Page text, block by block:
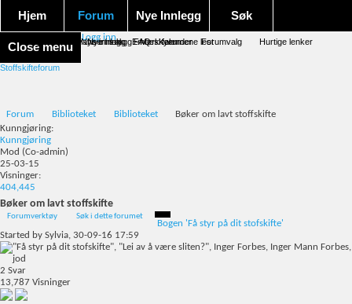
Hjem Forum
Nye innlegg FAQ Kalender Forumvalg Hurtige lenker
Nye Innlegg
Nye innlegg Merk forumene lest
Søk
Avansert søk Emneskyen
Close menu
Logg inn
Stoffskifteforum
Forum Biblioteket Biblioteket
Bøker om lavt stoffskifte
Kunngjøring:
Kunngjøring
Mod (Co-admin)
25-03-15
Visninger:
404,445
Bøker om lavt stoffskifte
Forumverktøy Søk i dette forumet
Bogen 'Få styr på dit stofskifte'
Started by Sylvia, 30-09-16 17:59
2 Svar
13,787 Visninger